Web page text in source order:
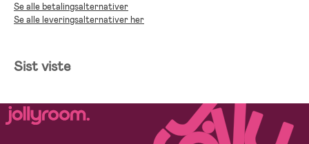
Se alle betalingsalternativer
Se alle leveringsalternativer her
Sist viste